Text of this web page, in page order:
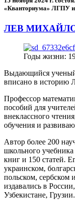
«Кванториума» ЛГПУ
ЛЕВ
Годы жизни:
Выдающийся
вписано в историю
Профессор
пособий для
внеклассного
обучения и
Автор более 200
школьного
книг и 150 статей.
украинском,
польском, сербском
издавались в
Узбекистане, Грузии.